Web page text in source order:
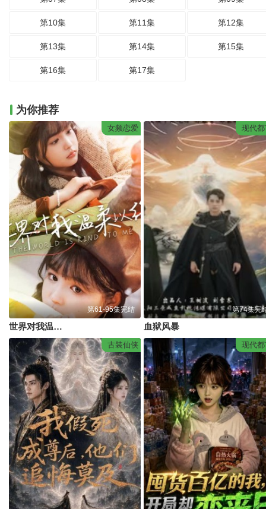
第10集 第11集 第12集
第13集 第14集 第15集
第16集 第17集
为你推荐
女频恋爱
第61-95集完结
世界对我温柔以待
现代
第74集完
血狱风暴
古装仙侠 现代